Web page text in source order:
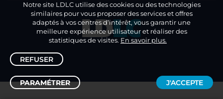
Notre site LDLC utilise des cookies ou des technologies
similaires pour vous proposer des services et offres
adaptés à vos centres d’intérêt, vous garantir une
meilleure expérience utilisateur et réaliser des
statistiques de visites. En savoir plus.
REFUSER
PARAMÉTRER J'ACCEPTE